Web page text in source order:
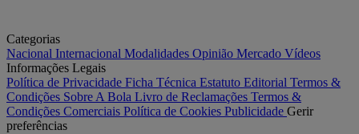
Categorias
Nacional Internacional Modalidades Opinião Mercado Vídeos
Informações Legais
Política de Privacidade Ficha Técnica Estatuto Editorial Termos &
Condições Sobre A Bola Livro de Reclamações Termos &
Condições Comerciais Política de Cookies Publicidade Gerir
preferências